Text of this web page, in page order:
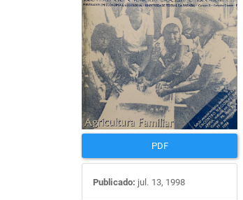
de
artigos
PDF
Publicado: jul. 13, 1998